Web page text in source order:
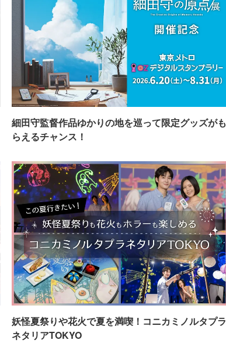
細田守監督作品ゆかりの地を巡って限定グッズがも
らえるチャンス！
妖怪夏祭りや花火で夏を満喫！コニカミノルタプラ
ネタリアTOKYO